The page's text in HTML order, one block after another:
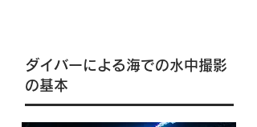
ダイバーによる海での水中撮影
の基本